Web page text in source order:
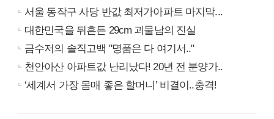
서울 동작구 사당 반값 최저가아파트 마지막...
대한민국을 뒤흔든 29cm 괴물남의 진실
금수저의 솔직고백 "명품은 다 여기서.."
천안아산 아파트값 난리났다! 20년 전 분양가..
‘세계서 가장 몸매 좋은 할머니’ 비결이..충격!